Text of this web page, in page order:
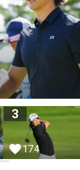
3
174